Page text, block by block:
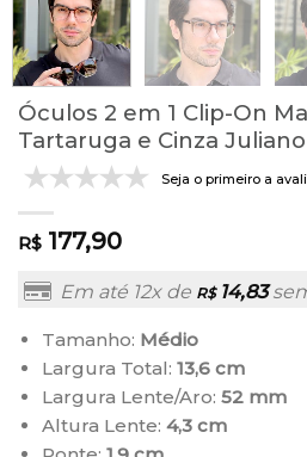
Óculos 2 em 1 Clip-On
Tartaruga e Cinza Juliano
Seja o primeiro a
R$ 177,90
Em até 12x de R$14,83
Tamanho: Médio
Largura Total: 13,6 cm
Largura Lente/Aro: 52 mm
Altura Lente: 4,3 cm